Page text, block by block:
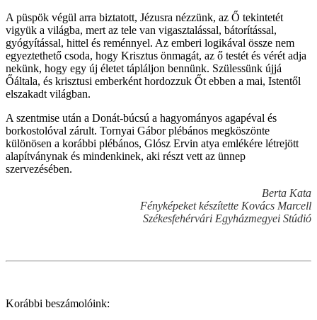
A püspök végül arra biztatott, Jézusra nézzünk, az Ő tekintetét
vigyük a világba, mert az tele van vigasztalással, bátorítással,
gyógyítással, hittel és reménnyel. Az emberi logikával össze nem
egyeztethető csoda, hogy Krisztus önmagát, az ő testét és vérét adja
nekünk, hogy egy új életet tápláljon bennünk. Szülessünk újjá
Őáltala, és krisztusi emberként hordozzuk Őt ebben a mai, Istentől
elszakadt világban.
A szentmise után a Donát-búcsú a hagyományos agapéval és
borkostolóval zárult. Tornyai Gábor plébános megköszönte
különösen a korábbi plébános, Glósz Ervin atya emlékére létrejött
alapítványnak és mindenkinek, aki részt vett az ünnep
szervezésében.
Berta Kata
Fényképeket készítette Kovács Marcell
Székesfehérvári Egyházmegyei Stúdió
Korábbi beszámolóink: